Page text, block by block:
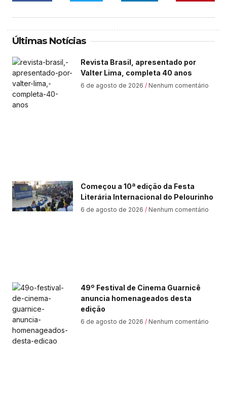
Últimas Notícias
Revista Brasil, apresentado por
Valter Lima, completa 40 anos
6 de agosto de 2026 Nenhum comentário
Começou a 10ª edição da Festa
Literária Internacional do Pelourinho
6 de agosto de 2026 Nenhum comentário
49º Festival de Cinema Guarnicê
anuncia homenageados desta
edição
6 de agosto de 2026 Nenhum comentário